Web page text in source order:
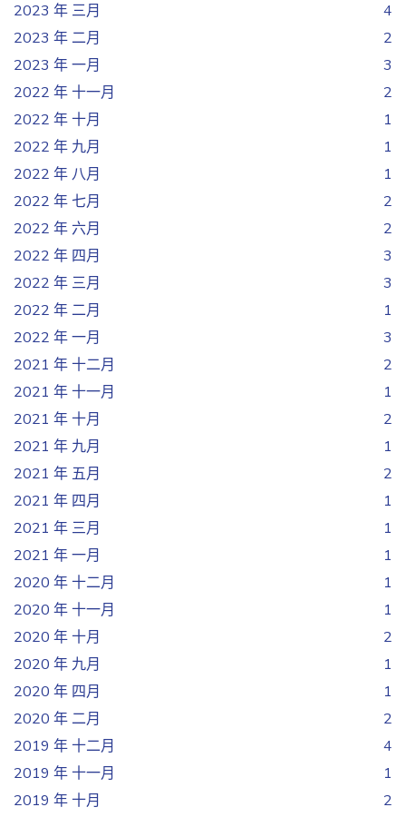
2023 年 三月
4
2023 年 二月
2
2023 年 一月
3
2022 年 十一月
2
2022 年 十月
1
2022 年 九月
1
2022 年 八月
1
2022 年 七月
2
2022 年 六月
2
2022 年 四月
3
2022 年 三月
3
2022 年 二月
1
2022 年 一月
3
2021 年 十二月
2
2021 年 十一月
1
2021 年 十月
2
2021 年 九月
1
2021 年 五月
2
2021 年 四月
1
2021 年 三月
1
2021 年 一月
1
2020 年 十二月
1
2020 年 十一月
1
2020 年 十月
2
2020 年 九月
1
2020 年 四月
1
2020 年 二月
2
2019 年 十二月
4
2019 年 十一月
1
2019 年 十月
2